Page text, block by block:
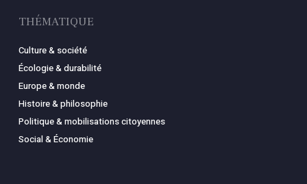
THÉMATIQUE
Culture & société
Écologie & durabilité
Europe & monde
Histoire & philosophie
Politique & mobilisations citoyennes
Social & Économie